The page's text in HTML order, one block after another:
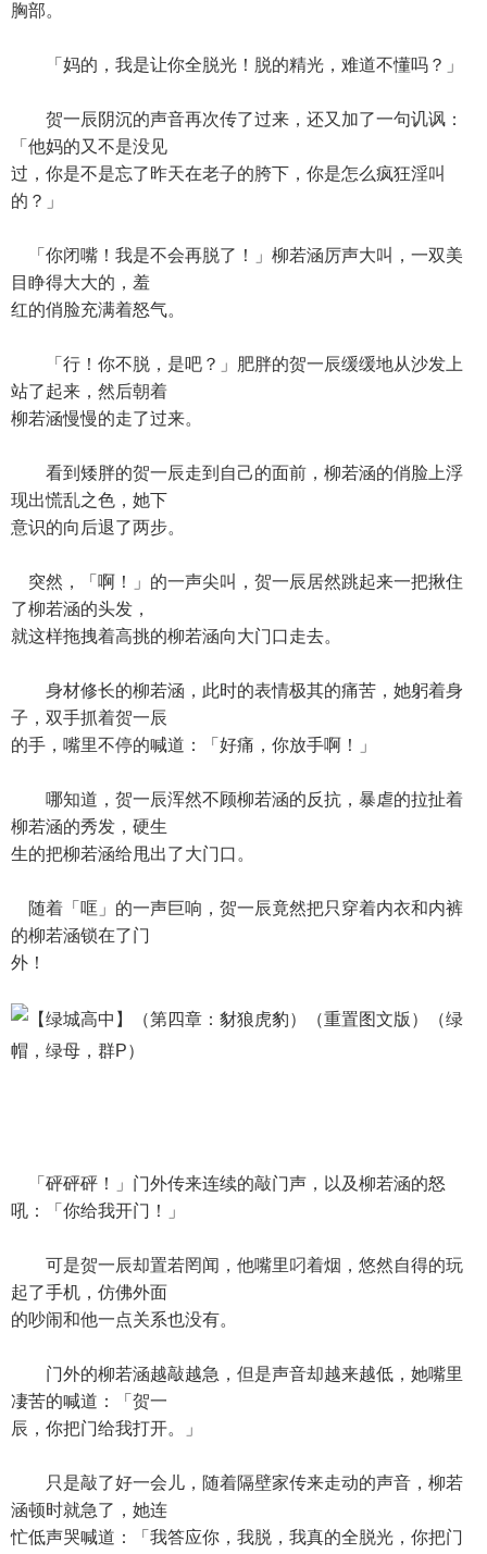
胸部。
「妈的，我是让你全脱光！脱的精光，难道不懂吗？」
贺一辰阴沉的声音再次传了过来，还又加了一句讥讽：
「他妈的又不是没见
过，你是不是忘了昨天在老子的胯下，你是怎么疯狂淫叫
的？」
「你闭嘴！我是不会再脱了！」柳若涵厉声大叫，一双美
目睁得大大的，羞
红的俏脸充满着怒气。
「行！你不脱，是吧？」肥胖的贺一辰缓缓地从沙发上
站了起来，然后朝着
柳若涵慢慢的走了过来。
看到矮胖的贺一辰走到自己的面前，柳若涵的俏脸上浮
现出慌乱之色，她下
意识的向后退了两步。
突然，「啊！」的一声尖叫，贺一辰居然跳起来一把揪住
了柳若涵的头发，
就这样拖拽着高挑的柳若涵向大门口走去。
身材修长的柳若涵，此时的表情极其的痛苦，她躬着身
子，双手抓着贺一辰
的手，嘴里不停的喊道：「好痛，你放手啊！」
哪知道，贺一辰浑然不顾柳若涵的反抗，暴虐的拉扯着
柳若涵的秀发，硬生
生的把柳若涵给甩出了大门口。
随着「哐」的一声巨响，贺一辰竟然把只穿着内衣和内裤
的柳若涵锁在了门
外！
「砰砰砰！」门外传来连续的敲门声，以及柳若涵的怒
吼：「你给我开门！」
可是贺一辰却置若罔闻，他嘴里叼着烟，悠然自得的玩
起了手机，仿佛外面
的吵闹和他一点关系也没有。
门外的柳若涵越敲越急，但是声音却越来越低，她嘴里
凄苦的喊道：「贺一
辰，你把门给我打开。」
只是敲了好一会儿，随着隔壁家传来走动的声音，柳若
涵顿时就急了，她连
忙低声哭喊道：「我答应你，我脱，我真的全脱光，你把门